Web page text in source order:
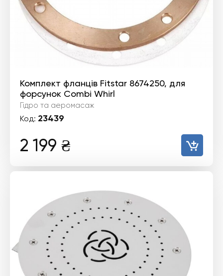
Комплект фланців Fitstar 8674250, для
форсунок Combi Whirl
Гідро та аеромасаж
Код: 23439
2 199 ₴